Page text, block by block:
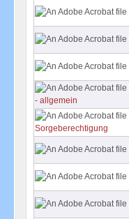
- allgemein
Sorgeberechtigung